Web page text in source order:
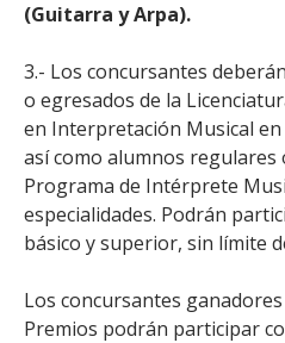
(Guitarra y Arpa).
3.- Los concursantes
o egresados de la
en Interpretación Musical en
así como alumnos regulares
Programa de Intérprete
especialidades. Podrán
básico y superior, sin límite
Los concursantes
Premios podrán participar